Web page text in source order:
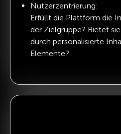
Nutzerzentrierung:
Erfüllt die Plattform die
der Zielgruppe? Bietet
durch personalisierte
Elemente?